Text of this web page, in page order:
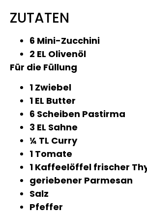
ZUTATEN
6 Mini-Zucchini
2 EL Olivenöl
Für die Füllung
1 Zwiebel
1 EL Butter
6 Scheiben Pastirma
3 EL Sahne
¼ TL Curry
1 Tomate
1 Kaffeelöffel frischer
geriebener Parmesan
Salz
Pfeffer